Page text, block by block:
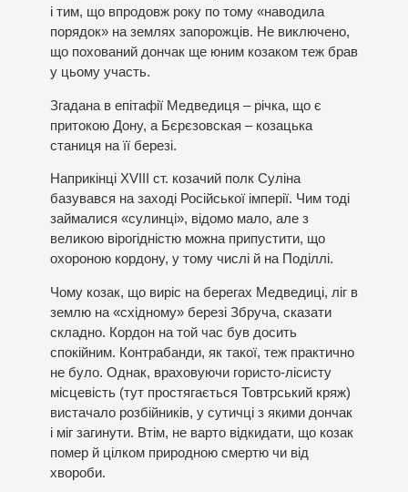
і тим, що впродовж року по тому «наводила
порядок» на землях запорожців. Не виключено,
що похований дончак ще юним козаком теж брав
у цьому участь.
Згадана в епітафії Медведиця – річка, що є
притокою Дону, а Бєрєзовская – козацька
станиця на її березі.
Наприкінці XVIII ст. козачий полк Суліна
базувався на заході Російської імперії. Чим тоді
займалися «сулинці», відомо мало, але з
великою вірогідністю можна припустити, що
охороною кордону, у тому числі й на Поділлі.
Чому козак, що виріс на берегах Медведиці, ліг в
землю на «східному» березі Збруча, сказати
складно. Кордон на той час був досить
спокійним. Контрабанди, як такої, теж практично
не було. Однак, враховуючи гористо-лісисту
місцевість (тут простягається Товтрський кряж)
вистачало розбійників, у сутичці з якими дончак
і міг загинути. Втім, не варто відкидати, що козак
помер й цілком природною смертю чи від
хвороби.